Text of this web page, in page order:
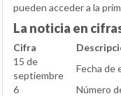
pueden acceder a la
La noticia en
Cifra
15 de
septiembre
Fecha de
6
Número